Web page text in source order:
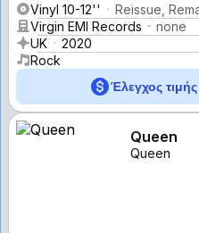
Vinyl 10-12''
Reissue,
Virgin EMI Records
none
UK
2020
Rock
Έλεγχος τιμής
Queen
Queen